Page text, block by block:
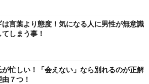
は言葉より態度！気になる人に男性が無意識
てしまう事！
が忙しい！「会えない」なら別れるのが正解
７つ！